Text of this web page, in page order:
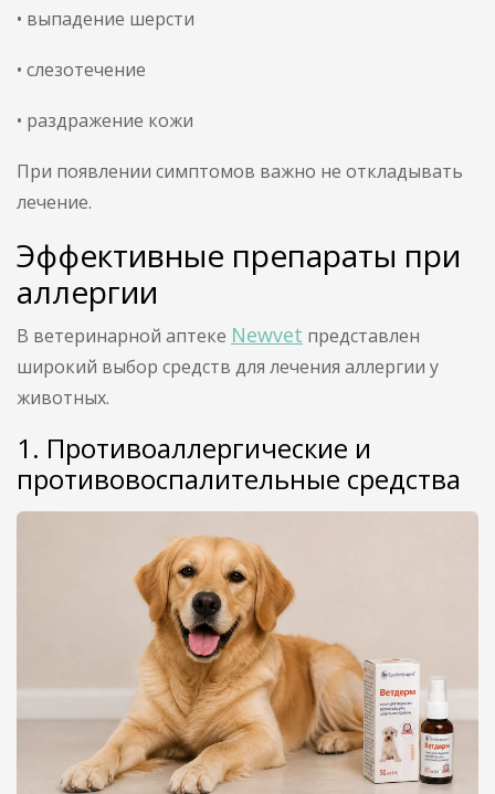
• выпадение шерсти
• слезотечение
• раздражение кожи
При появлении симптомов важно не откладывать
лечение.
Эффективные препараты при
аллергии
В ветеринарной аптеке Newvet представлен
широкий выбор средств для лечения аллергии у
животных.
1. Противоаллергические и
противовоспалительные средства